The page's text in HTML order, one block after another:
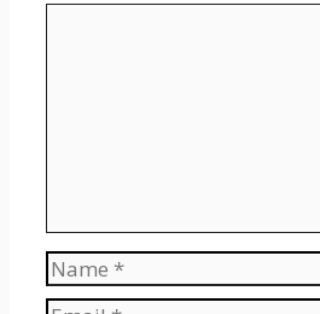
Name
Email